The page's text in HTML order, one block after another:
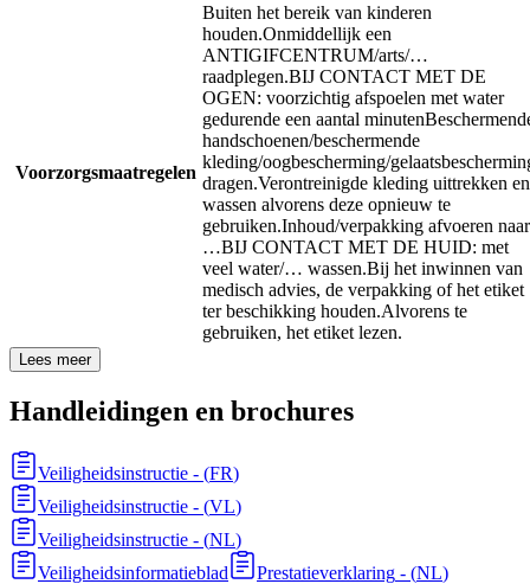
Voorzorgsmaatregelen
Buiten het bereik van kinderen
houden.Onmiddellijk een
ANTIGIFCENTRUM/arts/…
raadplegen.BIJ CONTACT MET DE
OGEN: voorzichtig afspoelen met water
gedurende een aantal minuten
handschoenen/beschermende
kleding/oogbescherming/
dragen.Verontreinigde kleding uittrekken en
wassen alvorens deze opnieuw te
gebruiken.Inhoud/verpakking afvoeren naar
…BIJ CONTACT MET DE HUID: met
veel water/… wassen.Bij het inwinnen van
medisch advies, de verpakking of het etiket
ter beschikking houden.Alvorens te
gebruiken, het etiket lezen.
Lees meer
Handleidingen en brochures
Veiligheidsinstructie - (FR)
Veiligheidsinstructie - (VL)
Veiligheidsinstructie - (NL)
Veiligheidsinformatieblad
Prestatieverklaring - (NL)